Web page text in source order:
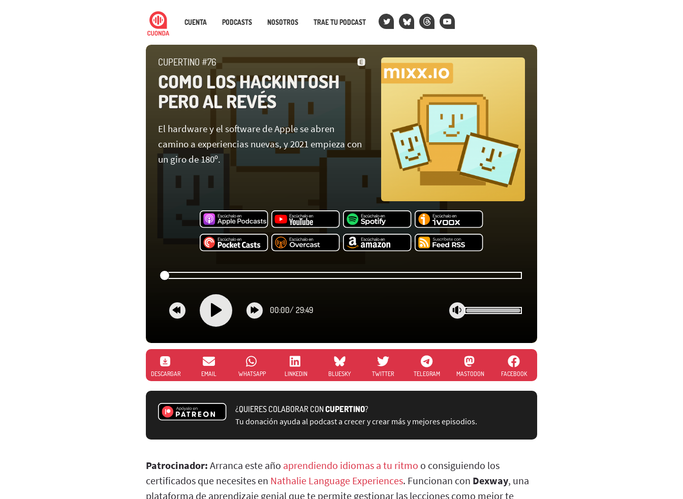
CUENTA PODCASTS NOSOTROS TRAE TU PODCAST
CUPERTINO #76
COMO LOS HACKINTOSH
PERO AL REVÉS
El hardware y el software de Apple se abren
camino a experiencias nuevas, y 2021 empieza con
un giro de 180º.
00:00/ 29:49
DESCARGAR EMAIL WHATSAPP LINKEDIN BLUESKY TWITTER TELEGRAM MASTODON FACEBOOK
¿QUIERES COLABORAR CONCUPERTINO?
Tu donación ayuda al podcast a crecer y crear más y mejores episodios.
Patrocinador: Arranca este año aprendiendo idiomas a tu ritmo o consiguiendo los
certificados que necesites en Nathalie Language Experiences. Funcionan con Dexway, una
plataforma de aprendizaje genial que te permite gestionar las lecciones como mejor te